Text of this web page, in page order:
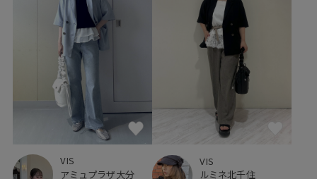
VIS
アミュプラザ大分
VIS
ルミネ北千住